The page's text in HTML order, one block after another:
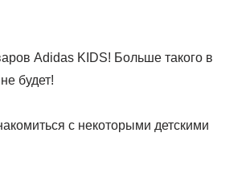
Adidas KIDS! Больше такого в
будет!
с некоторыми детскими